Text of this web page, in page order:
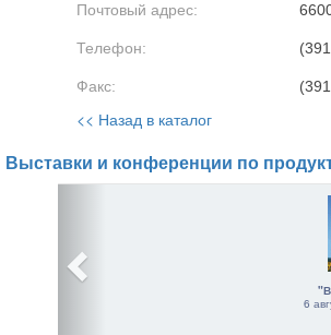
Почтовый адрес:
Телефон:
Факс:
<< Назад в каталог
Выставки и конференции по
6